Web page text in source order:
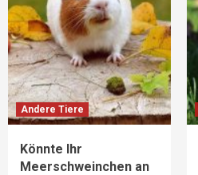
Andere Tiere
Könnte Ihr
Meerschweinchen an